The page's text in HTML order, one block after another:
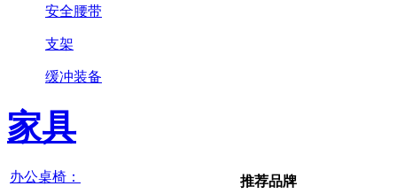
安全腰带
支架
缓冲装备
家具
办公桌椅： 推荐品牌